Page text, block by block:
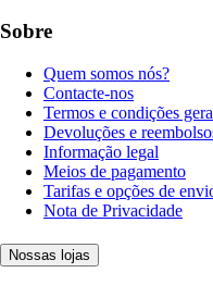
Sobre
Quem somos nós?
Contacte-nos
Termos e condições
Devoluções e
Informação legal
Meios de pagamento
Tarifas e opções de
Nota de Privacidade
Nossas lojas